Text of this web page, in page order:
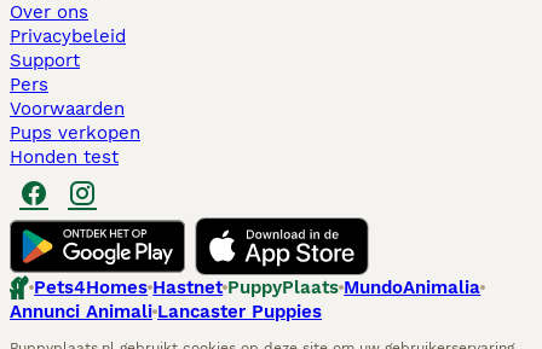
Over ons
Privacybeleid
Support
Pers
Voorwaarden
Pups verkopen
Honden test
Pets4Homes Hastnet PuppyPlaats MundoAnimalia
Annunci Animali Lancaster Puppies